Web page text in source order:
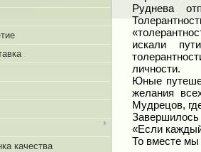
качества
Руднева
искали
личности.
Юные
желания
Мудрецов,
Завершилось
«Если
То вместе